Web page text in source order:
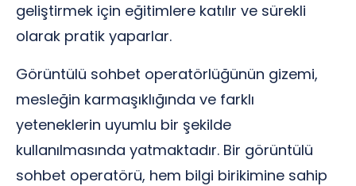
geliştirmek için eğitimlere katılır ve sürekli
olarak pratik yaparlar.
Görüntülü sohbet operatörlüğünün gizemi,
mesleğin karmaşıklığında ve farklı
yeteneklerin uyumlu bir şekilde
kullanılmasında yatmaktadır. Bir görüntülü
sohbet operatörü, hem bilgi birikimine sahip